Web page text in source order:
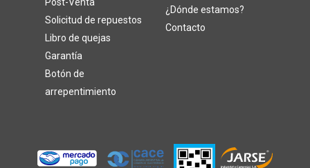
Post-Venta
Solicitud de repuestos
Libro de quejas
Garantía
Botón de
arrepentimiento
¿Dónde estamos?
Contacto